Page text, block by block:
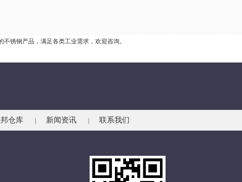
锈钢产品，满足各类工业需求，欢迎咨询。
仓库 新闻资讯 联系我们